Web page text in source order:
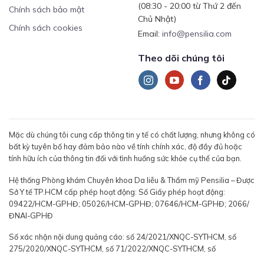
Chính sách bảo mật
Chính sách cookies
(08:30 - 20:00 từ Thứ 2 đến
Chủ Nhật)
Email: info@pensilia.com
Theo dõi chúng tôi
Mặc dù chúng tôi cung cấp thông tin y tế có chất lượng, nhưng không có
bất kỳ tuyên bố hay đảm bảo nào về tính chính xác, độ đầy đủ hoặc
tính hữu ích của thông tin đối với tình huống sức khỏe cụ thể của bạn.
Hệ thống Phòng khám Chuyên khoa Da liễu & Thẩm mỹ Pensilia – Được
Sở Y tế TP.HCM cấp phép hoạt động: Số Giấy phép hoạt động:
09422/HCM-GPHĐ; 05026/HCM-GPHĐ; 07646/HCM-GPHĐ; 2066/
ĐNAI-GPHĐ
Số xác nhận nội dung quảng cáo: số 24/2021/XNQC-SYTHCM, số
275/2020/XNQC-SYTHCM, số 71/2022/XNQC-SYTHCM, số